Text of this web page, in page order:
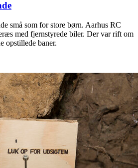
små som for store børn. Aarhus RC
med fjernstyrede biler. Der var rift om
opstillede baner.